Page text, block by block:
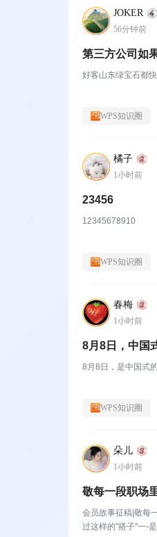
JOKER
56分钟前
第三方公司如
好客山东绿宝石都
WPS知识圈
橘子
1小时前
23456
12345678910
WPS知识圈
春梅
1小时前
8月8日，中国
8月8日，是中国式
WPS知识圈
朵儿
1小时前
敬每一段职场
会员故事征稿|敬每
过这样的"搭子"一-